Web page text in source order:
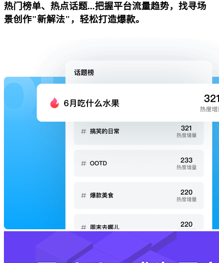
热门榜单、热点话题...把握平台流量趋势，找寻场
景创作"新解法"，轻松打造爆款。